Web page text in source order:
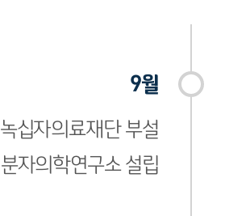
9월
녹십자의료재단 부설
분자의학연구소 설립